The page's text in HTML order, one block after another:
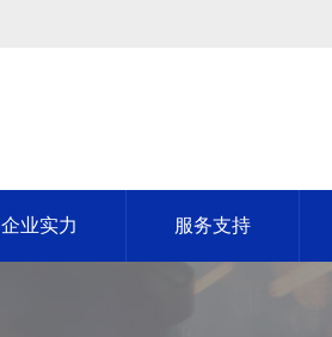
企业实力 服务支持